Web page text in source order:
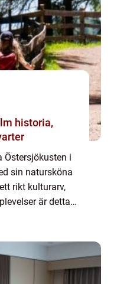
Östersjökusten i
sin natursköna
rikt kulturarv,
är detta